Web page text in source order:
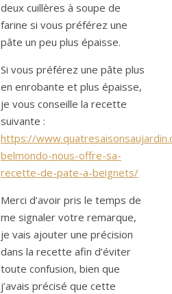
deux cuillères à soupe de
farine si vous préférez une
pâte un peu plus épaisse.
Si vous préférez une pâte plus
en enrobante et plus épaisse,
je vous conseille la recette
suivante :
https://
belmondo-nous-offre-sa-
recette-de-pate-a-beignets/
Merci d’avoir pris le temps de
me signaler votre remarque,
je vais ajouter une précision
dans la recette afin d’éviter
toute confusion, bien que
j’avais précisé que cette